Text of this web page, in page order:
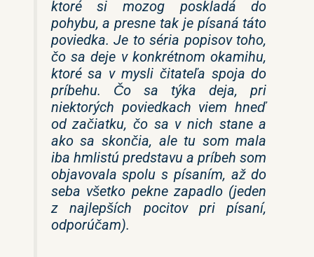
ktoré si mozog poskladá do
pohybu, a presne tak je písaná táto
poviedka. Je to séria popisov toho,
čo sa deje v konkrétnom okamihu,
ktoré sa v mysli čitateľa spoja do
príbehu. Čo sa týka deja, pri
niektorých poviedkach viem hneď
od začiatku, čo sa v nich stane a
ako sa skončia, ale tu som mala
iba hmlistú predstavu a príbeh som
objavovala spolu s písaním, až do
seba všetko pekne zapadlo (jeden
z najlepších pocitov pri písaní,
odporúčam).